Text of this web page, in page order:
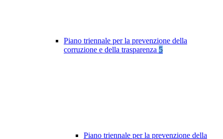
Piano triennale per la prevenzione della
corruzione e della trasparenza 5
Piano triennale per la prevenzione della